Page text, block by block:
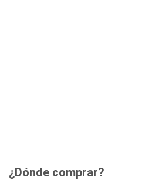
¿Dónde comprar?